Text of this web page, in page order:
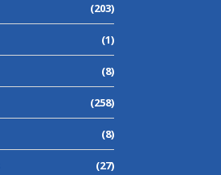
(203)
(1)
(8)
(258)
(8)
(27)